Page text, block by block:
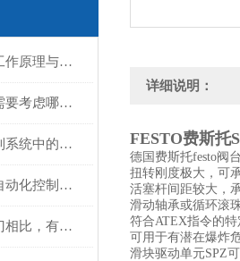
burkert压力传感器的工作原理与应用领域
burkert调节阀的选型需要考虑哪些因素？
宝德电磁阀在流体控制系统中的应用
宝德电导率仪在工业自动化控制中的重要性
宝德角座阀与普通阀门相比，有何优势？
详细说明：
FESTO费斯托
德国费斯托festo阀
扭转刚度极大，可
活塞杆间距较大，
滑动轴承或循环滚
符合ATEX指令的
可用于有潜在爆炸
滑块驱动单元SPZ